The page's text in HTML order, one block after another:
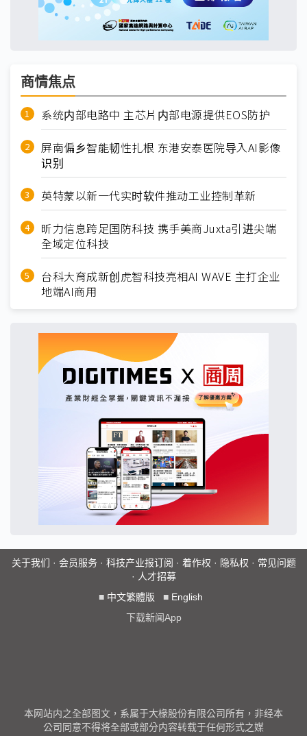
商情焦点
系统内部电路中 主芯片内部电源提供EOS防护
屏南偏乡智能韧性扎根 东港安泰医院导入AI影像
识别
英特蒙以新一代实时软件推动工业控制革新
昕力信息跨足国防科技 携手美商Juxta引进尖端
全域定位科技
台科大育成新创虎智科技亮相AI WAVE 主打企业
地端AI商用
关于我们 · 会员服务· 科技产业报订阅 · 着作权 · 隐私权 · 常见问题
· 人才招募
■ 中文繁體版 ■ English
下载新闻App
本网站内之全部图文，系属于大椽股份有限公司所有，非经本
公司同意不得将全部或部分内容转载于任何形式之媒